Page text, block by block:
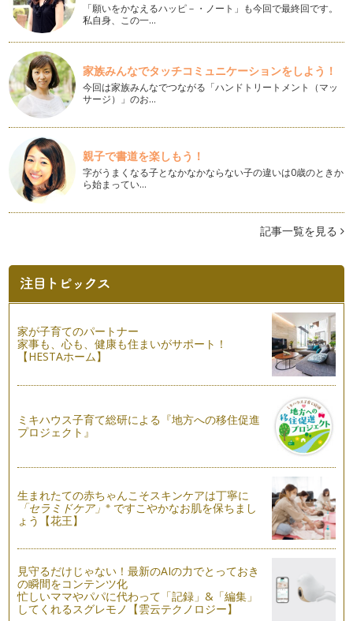
ダイエットのお供にかつおぶしを
かつおぶしの素となる「カツオ」はマグロなどと同じ仲間の回
遊魚。一生休むことなく、泳ぎ続ける…
冷蔵庫の残り野菜をおいしいおだしに
離乳食づくりを始めると、特に塩分については気になるところ
ですよね。離乳食の作り方などを聞く…
かつおぶしパックは美味しいうちに使い切ろう
おだしには実は種類がたくさんあります。かつおぶしについて
お話しさせていただくことが多いです…
今日から主役にしよう、かつおぶし
「かつおぶし」と言われると和食のお出汁、お豆腐の薬味やお
識が高くなったご家庭も多いかと思い…
お料理の下準備のとき、野菜くずなど、何かしらゴミ箱へ行っ
てしまうことが多いような気がするこ…
幼児食になったらおだし生活を親子で実践してみよう
世界で一番堅い食品「かつおぶし」のヒミツ
「かつおぶし」というと、薄くてフワフワ、花びらのようなも
のを思い浮かべる方も多いかもしれま…
妊娠期からのおだし生活のススメ
健康に問題がない20代、30代は自分自身の食生活を顧みる機
会は少ないもの。ですが女性の場合…
れ方
赤ちゃんとの離乳食をきっかけに、おだしを意識して食事に取
り入れ始める方も多いのではないでし…
「願いをかなえるハッピ－・ノート」も今回で最終回です。
私自身、この一…
家族みんなでタッチコミュニケーションをしよう！
今回は家族みんなでつながる「ハンドトリートメント（マッ
サージ）」のお…
親子で書道を楽しもう！
字がうまくなる子となかなかならない子の違いは0歳のときか
ら始まってい…
記事一覧を見る
家が子育てのパートナー
家事も、心も、健康も住まいがサポート！
【HESTAホーム】
ミキハウス子育て総研による『地方への移住促進
プロジェクト』
生まれたての赤ちゃんこそスキンケアは丁寧に
「セラミドケア」※ ですこやかなお肌を保ちまし
ょう【花王】
見守るだけじゃない！最新のAIの力でとっておき
の瞬間をコンテンツ化
忙しいママやパパに代わって「記録」&「編集」
してくれるスグレモノ【雲云テクノロジー】